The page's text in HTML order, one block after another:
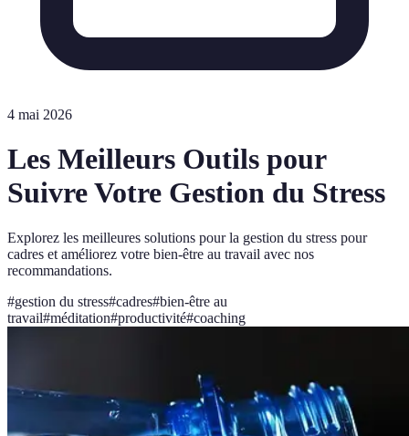
4 mai 2026
Les Meilleurs Outils pour
Suivre Votre Gestion du Stress
Explorez les meilleures solutions pour la gestion du stress pour
cadres et améliorez votre bien-être au travail avec nos
recommandations.
#gestion du stress#cadres#bien-être au
travail#méditation#productivité#coaching